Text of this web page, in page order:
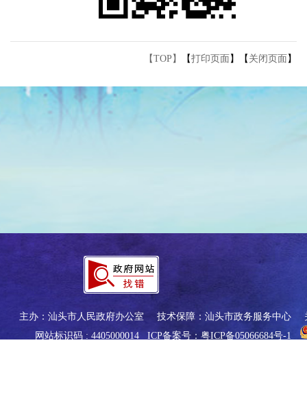
【TOP】 【打印页面 】【 关闭页面 】
主办：汕头市人民政府办公室 技术保障：汕头市政务服务中心
网站标识码 : 4405000014 ICP备案号：粤ICP备05066684号-1